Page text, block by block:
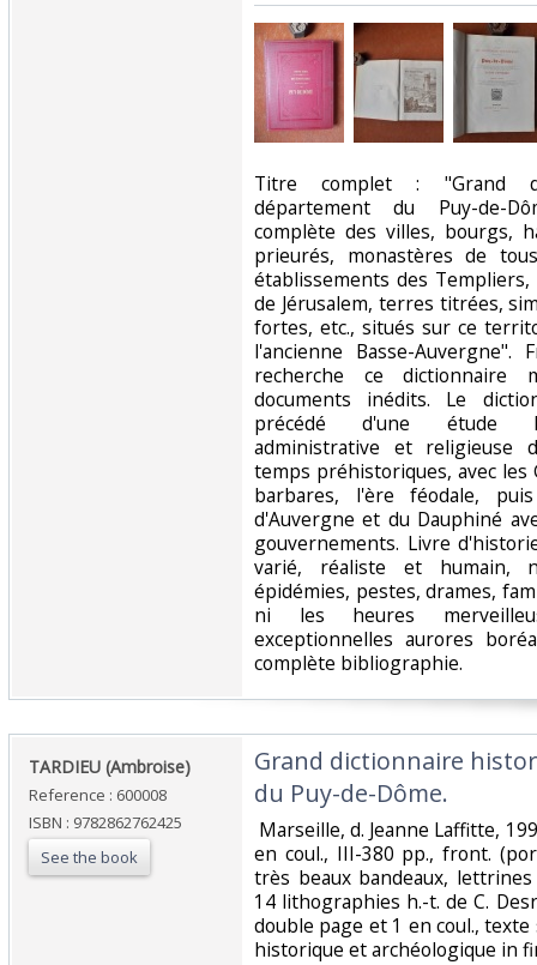
‎Titre complet : "Grand
département du Puy-de-
complète des villes, bourgs,
prieurés, monastères de
établissements des Templiers,
de Jérusalem, terres titrées,
fortes, etc., situés sur ce
l'ancienne Basse-
recherche ce dictionnaire
documents inédits. Le
précédé d'une étude
administrative et religieuse
temps préhistoriques, avec les
barbares, l'ère féodale,
d'Auvergne et du Dauphiné
gouvernements. Livre
varié, réaliste et humain,
épidémies, pestes, drames,
ni les heures
exceptionnelles aurores
complète bibliographie. ‎
‎TARDIEU (Ambroise)‎
Reference : 600008
ISBN : 9782862762425
See the book
‎Grand dictionnaire
du Puy-de-Dôme. ‎
Marseille, d. Jeanne Laffitte,
en coul., III-380 pp., front.
très beaux bandeaux,
14 lithographies h.-t. de C.
double page et 1 en coul.,
historique et archéologique in